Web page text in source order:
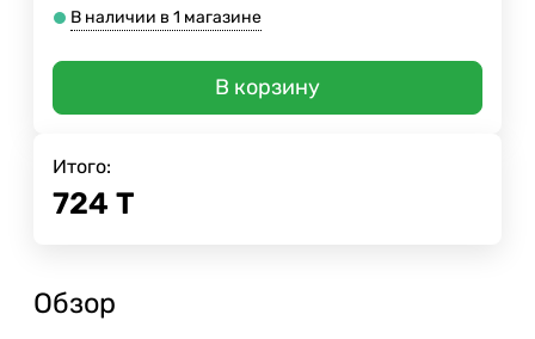
В наличии в 1 магазине
В корзину
Итого:
724 Т
Обзор